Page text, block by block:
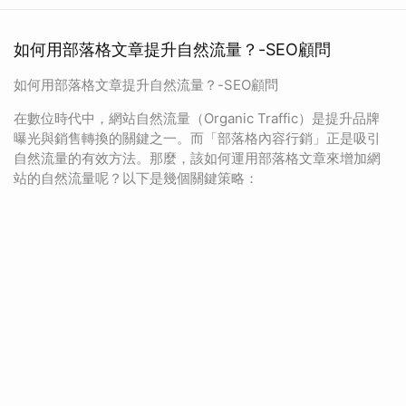
如何用部落格文章提升自然流量？-SEO顧問
如何用部落格文章提升自然流量？-SEO顧問
在數位時代中，網站自然流量（Organic Traffic）是提升品牌
曝光與銷售轉換的關鍵之一。而「部落格內容行銷」正是吸引
自然流量的有效方法。那麼，該如何運用部落格文章來增加網
站的自然流量呢？以下是幾個關鍵策略：